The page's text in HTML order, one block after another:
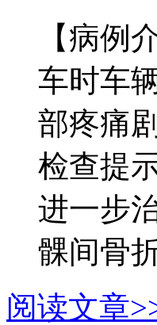
【病例
车时车
部疼痛
检查提
进一步
髁间骨
阅读文章